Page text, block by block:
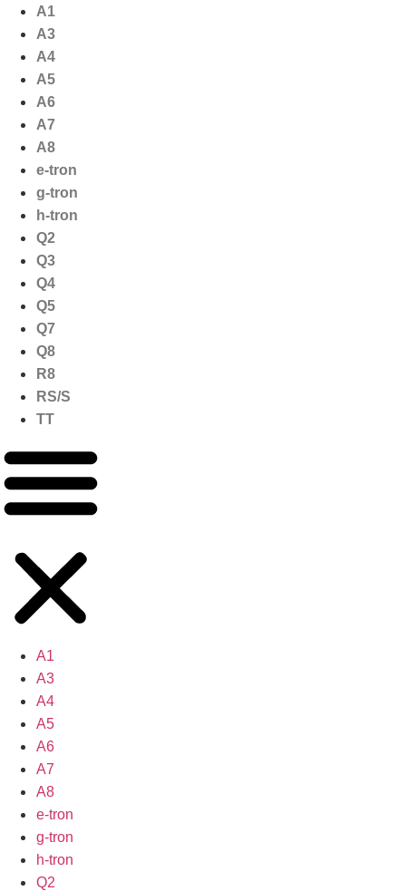
naar
inhoud
A1
A3
A4
A5
A6
A7
A8
e-tron
g-tron
h-tron
Q2
Q3
Q4
Q5
Q7
Q8
R8
RS/S
TT
A1
A3
A4
A5
A6
A7
A8
e-tron
g-tron
h-tron
Q2